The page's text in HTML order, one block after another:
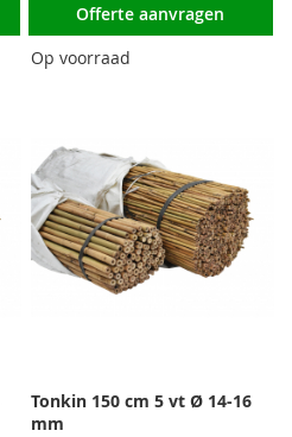
Offerte aanvragen
Op voorraad
Tonkin 150 cm 5 vt Ø 14-16
mm